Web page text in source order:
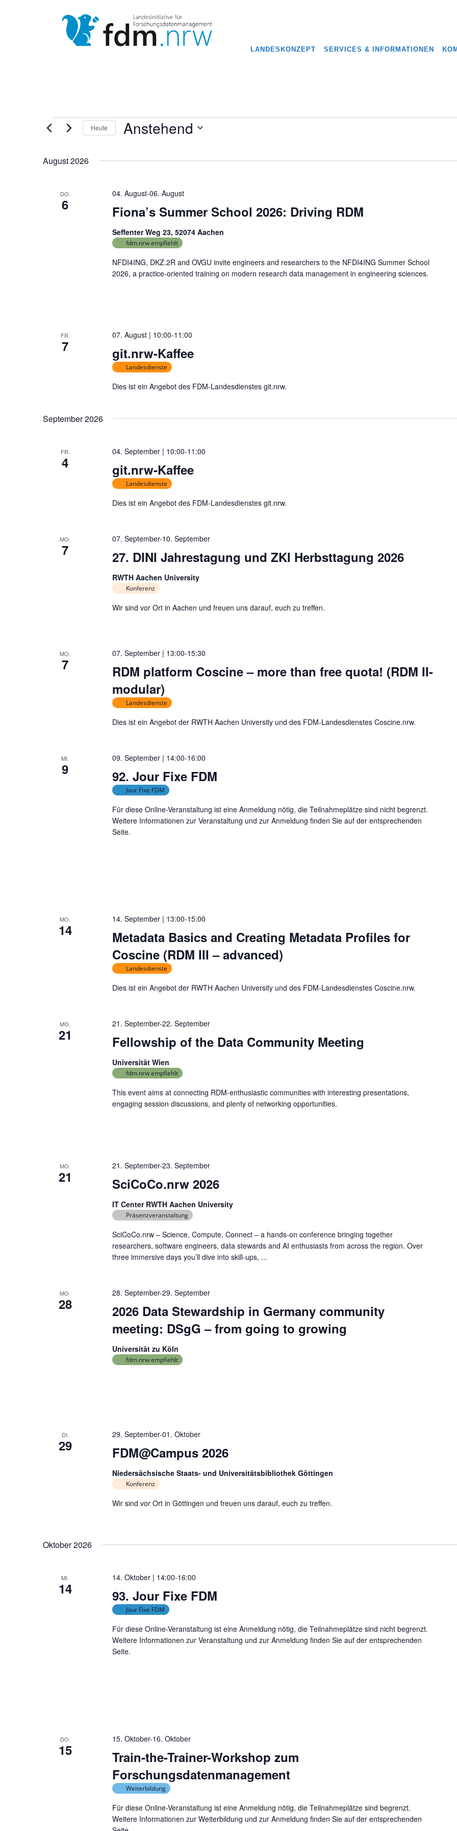
LANDESKONZEPT SERVICES & INFORMATIONEN
V
e
n
Heute Anstehend
August 2026
DO.
6 Fiona’s Summer School 2026: Driving RDM
04. August-06. August
Seffenter Weg 23, 52074 Aachen
fdm.nrw empfiehlt
NFDI4ING, DKZ.2R and OVGU invite engineers and researchers to the NFDI4ING Summer School
2026, a practice-oriented training on modern research data management in engineering sciences.
FR.
7 git.nrw-Kaffee
07. August | 10:00-11:00
Landesdienste
Dies ist ein Angebot des FDM-Landesdienstes git.nrw.
September 2026
FR.
4 git.nrw-Kaffee
04. September | 10:00-11:00
Landesdienste
Dies ist ein Angebot des FDM-Landesdienstes git.nrw.
MO.
7 27. DINI Jahrestagung und ZKI Herbsttagung 2026
07. September-10. September
RWTH Aachen University
Konferenz
Wir sind vor Ort in Aachen und freuen uns darauf, euch zu treffen.
MO.
7
RDM platform Coscine – more than free quota! (RDM II-
modular)
07. September | 13:00-15:30
Landesdienste
Dies ist ein Angebot der RWTH Aachen University und des FDM-Landesdienstes Coscine.nrw.
MI.
9 92. Jour Fixe FDM
09. September | 14:00-16:00
Jour Fixe FDM
Für diese Online-Veranstaltung ist eine Anmeldung nötig, die Teilnahmeplätze sind nicht begrenzt.
Weitere Informationen zur Veranstaltung und zur Anmeldung finden Sie auf der entsprechenden
Seite.
MO.
14
Metadata Basics and Creating Metadata Profiles for
Coscine (RDM III – advanced)
14. September | 13:00-15:00
Landesdienste
Dies ist ein Angebot der RWTH Aachen University und des FDM-Landesdienstes Coscine.nrw.
MO.
21 Fellowship of the Data Community Meeting
21. September-22. September
Universität Wien
fdm.nrw empfiehlt
This event aims at connecting RDM-enthusiastic communities with interesting presentations,
engaging session discussions, and plenty of networking opportunities.
MO.
21 SciCoCo.nrw 2026
21. September-23. September
IT Center RWTH Aachen University
Präsenzveranstaltung
SciCoCo.nrw – Science, Compute, Connect – a hands‑on conference bringing together
researchers, software engineers, data stewards and AI enthusiasts from across the region. Over
three immersive days you’ll dive into skill‑ups, ...
MO.
28
2026 Data Stewardship in Germany community
meeting: DSgG – from going to growing
28. September-29. September
Universität zu Köln
fdm.nrw empfiehlt
DI.
29 FDM@Campus 2026
29. September-01. Oktober
Niedersächsische Staats- und Universitätsbibliothek Göttingen
Konferenz
Wir sind vor Ort in Göttingen und freuen uns darauf, euch zu treffen.
Oktober 2026
MI.
14 93. Jour Fixe FDM
14. Oktober | 14:00-16:00
Jour Fixe FDM
Für diese Online-Veranstaltung ist eine Anmeldung nötig, die Teilnahmeplätze sind nicht begrenzt.
Weitere Informationen zur Veranstaltung und zur Anmeldung finden Sie auf der entsprechenden
Seite.
DO.
15
Train-the-Trainer-Workshop zum
Forschungsdatenmanagement
15. Oktober-16. Oktober
Weiterbildung
Für diese Online-Veranstaltung ist eine Anmeldung nötig, die Teilnahmeplätze sind begrenzt.
Weitere Informationen zur Weiterbildung und zur Anmeldung finden Sie auf der entsprechenden